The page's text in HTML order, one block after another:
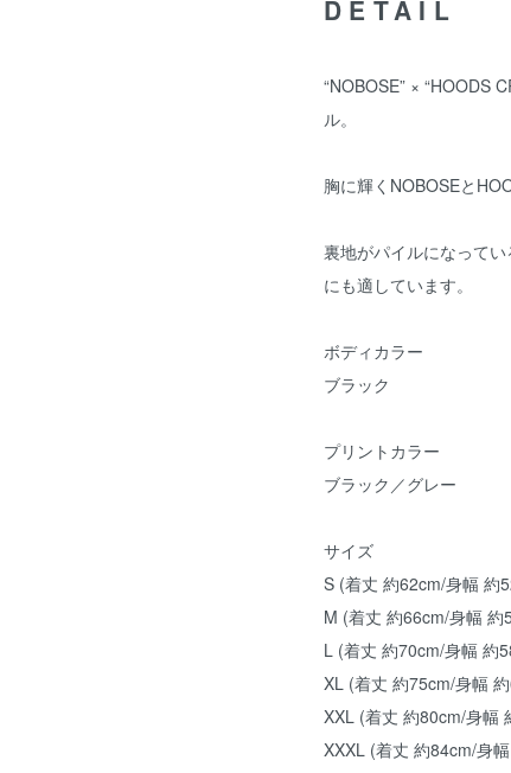
DETAIL
“NOBOSE” × “HOODS
ル。
胸に輝くNOBOSEと
裏地がパイルになって
にも適しています。
ボディカラー
ブラック
プリントカラー
ブラック／グレー
サイズ
S (着丈 約62cm/身幅 約
M (着丈 約66cm/身幅
L (着丈 約70cm/身幅 約
XL (着丈 約75cm/身幅
XXL (着丈 約80cm/身幅
XXXL (着丈 約84cm/身